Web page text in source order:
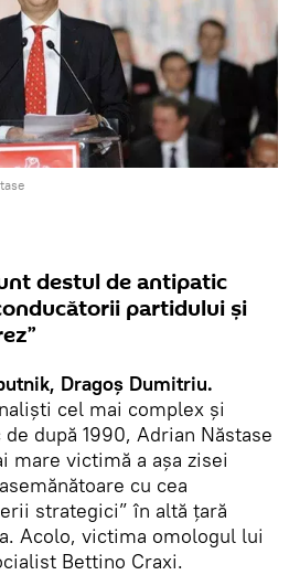
destul de antipatic
partidului și
Dragoș Dumitriu.
cel mai complex și
după 1990, Adrian Năstase
mare victimă a așa zisei
cu cea
strategici” în altă țară
Acolo, victima omologul lui
Bettino Craxi.